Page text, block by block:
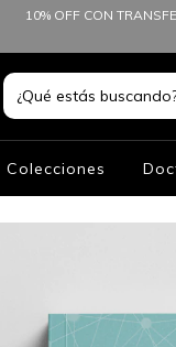
10% OFF CON
Colecciones